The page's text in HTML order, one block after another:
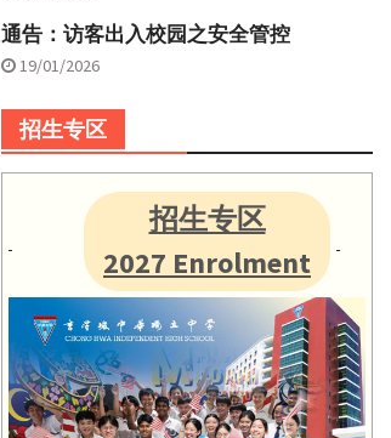
通告：访客出入校园之安全管控
19/01/2026
招生专区
招生专区
2027 Enrolment